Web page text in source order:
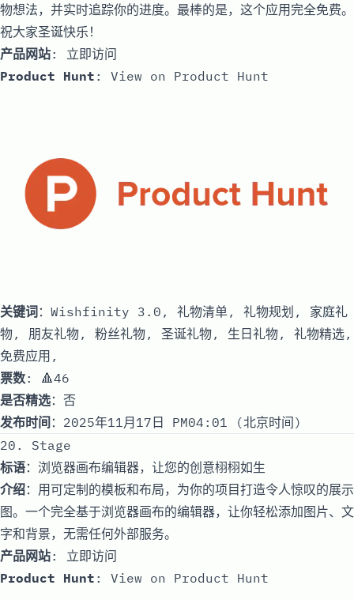
物想法，并实时追踪你的进度。最棒的是，这个应用完全免费。
祝大家圣诞快乐！
产品网站: 立即访问
Product Hunt : View on Product Hunt
关键词 ：Wishfinity 3.0, 礼物清单, 礼物规划, 家庭礼
物, 朋友礼物, 粉丝礼物, 圣诞礼物, 生日礼物, 礼物精选,
免费应用,
票数: 🔺46
是否精选：否
发布时间 ：2025年11月17日 PM04:01 (北京时间)
20. Stage
标语：浏览器画布编辑器，让您的创意栩栩如生
介绍：用可定制的模板和布局，为你的项目打造令人惊叹的展示
图。一个完全基于浏览器画布的编辑器，让你轻松添加图片、文
字和背景，无需任何外部服务。
产品网站: 立即访问
Product Hunt : View on Product Hunt